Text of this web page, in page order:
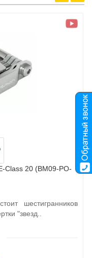
Class 20 (BM09-PO-
шестигранников
"звезд..